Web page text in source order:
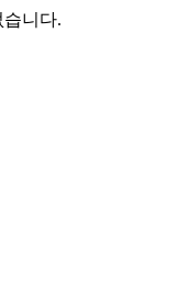
니다.